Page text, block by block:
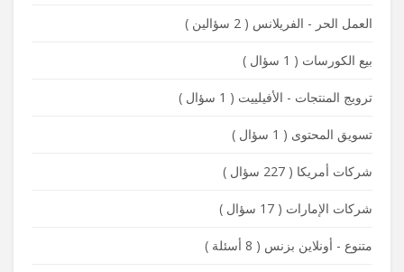
العمل الحر - الفريلانس ( 2 سؤالين )
بيع الكورسات ( 1 سؤال )
ترويج المنتجات - الأفيلييت ( 1 سؤال )
تسويق المحتوى ( 1 سؤال )
شركات أمريكا ( 227 سؤال )
شركات الإمارات ( 17 سؤال )
متنوع - أونلاين بزنس ( 8 أسئلة )